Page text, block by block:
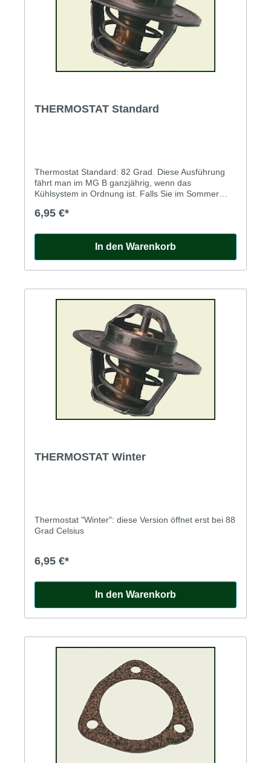
THERMOSTAT Standard
Thermostat Standard: 82 Grad. Diese Ausführung
fährt man im MG B ganzjährig, wenn das
Kühlsystem in Ordnung ist. Falls Sie im Sommer
richtig warm wird, kann ein Sommer- oder Winter-
6,95 €*
In den Warenkorb
THERMOSTAT Winter
Thermostat "Winter": diese Version öffnet erst bei 88
Grad Celsius
6,95 €*
In den Warenkorb